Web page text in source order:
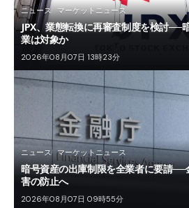
ニュース マーケットニュース
JPX、業態転換に再審査制度を検討──
業は対象か
2026年08月07日 13時23分
ニュース マーケットニュース
暗号資産の出庫制限を全業者に要請
害の防止へ
2026年08月07日 09時55分